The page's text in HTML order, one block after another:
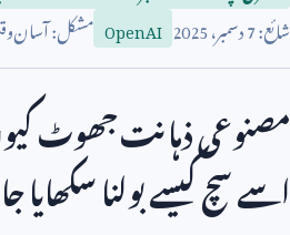
شائع:7دسمبر،2025
OpenAI مشکل: آسان
مصنوعی ذہانت جھوٹ
اسے سچ کیسے بولنا